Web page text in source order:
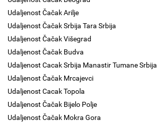
Udaljenost Čačak Arilje
Udaljenost Čačak Srbija Tara Srbija
Udaljenost Čačak Višegrad
Udaljenost Čačak Budva
Udaljenost Cacak Srbija Manastir Tumane Srbija
Udaljenost Čačak Mrcajevci
Udaljenost Cacak Topola
Udaljenost Čačak Bijelo Polje
Udaljenost Čačak Mokra Gora